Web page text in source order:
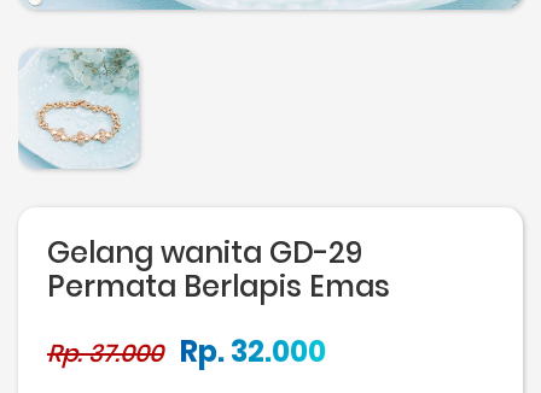
Gelang wanita GD-29
Permata Berlapis Emas
Rp. 37.000 Rp. 32.000